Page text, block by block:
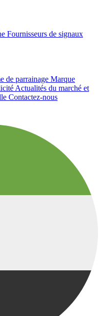
Fournisseurs de signaux
de parrainage Marque
Actualités du marché et
Contactez-nous